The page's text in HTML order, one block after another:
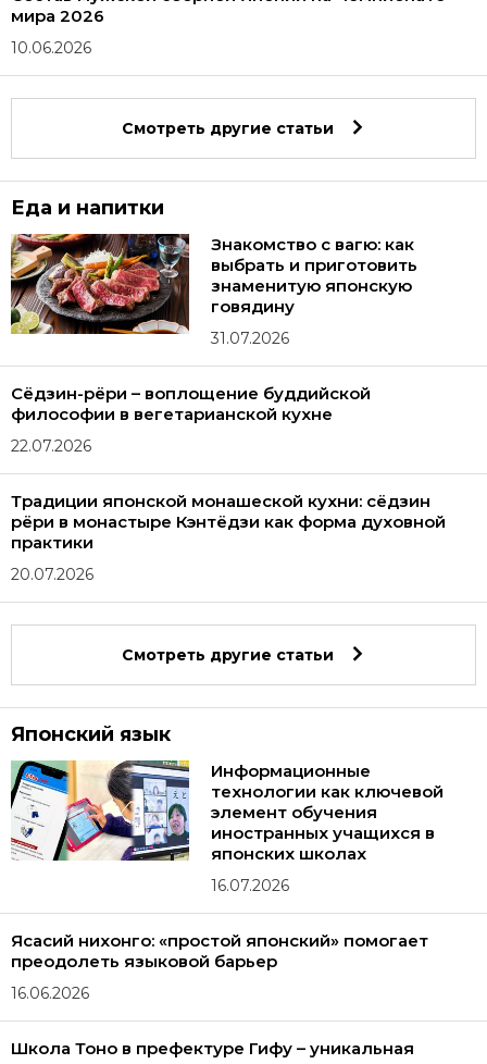
мира 2026
10.06.2026
Смотреть другие статьи
Еда и напитки
Знакомство с вагю: как
выбрать и приготовить
знаменитую японскую
говядину
31.07.2026
Сёдзин-рёри – воплощение буддийской
философии в вегетарианской кухне
22.07.2026
Традиции японской монашеской кухни: сёдзин
рёри в монастыре Кэнтёдзи как форма духовной
практики
20.07.2026
Смотреть другие статьи
Японский язык
Информационные
технологии как ключевой
элемент обучения
иностранных учащихся в
японских школах
16.07.2026
Ясасий нихонго: «простой японский» помогает
преодолеть языковой барьер
16.06.2026
Школа Тоно в префектуре Гифу – уникальная